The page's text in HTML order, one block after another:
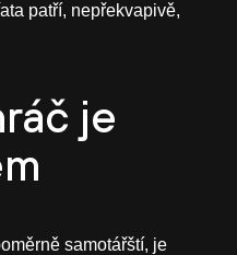
patří, nepřekvapivě,
je
samotářští, je